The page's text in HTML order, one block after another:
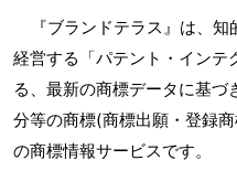
『ブランドテラス』は、
経営する「パテント・インテ
る、最新の商標データに基
分等の商標(商標出願・登録
の商標情報サービスです。